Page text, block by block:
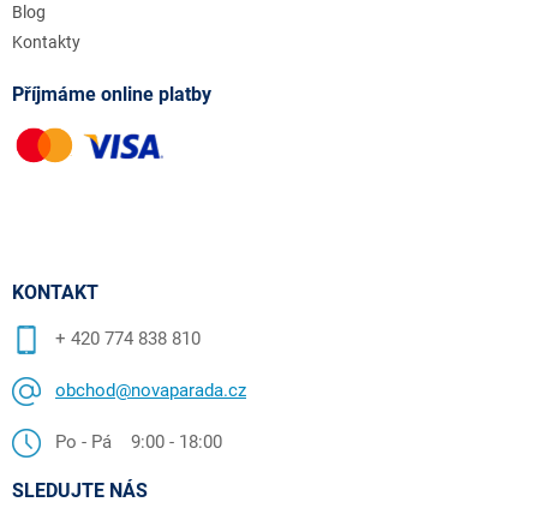
Blog
Kontakty
Příjmáme online platby
KONTAKT
+ 420 774 838 810
obchod@novaparada.cz
Po - Pá 9:00 - 18:00
SLEDUJTE NÁS